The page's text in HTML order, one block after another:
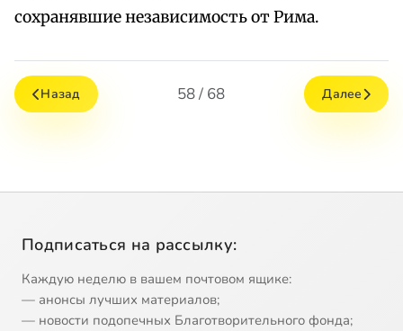
сохранявшие независимость от Рима.
Назад 58 / 68 Далее
Подписаться на рассылку:
Каждую неделю в вашем почтовом ящике:
— анонсы лучших материалов;
— новости подопечных Благотворительного фонда;